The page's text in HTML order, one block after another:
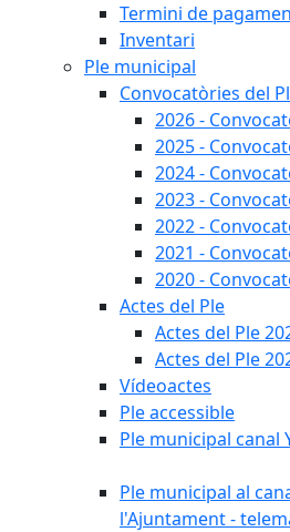
Termini de
Inventari
Ple municipal
Convocatòries del
2026 -
2025 -
2024 -
2023 -
2022 -
2021 -
2020 -
Actes del Ple
Actes del Ple
Actes del Ple
Vídeoactes
Ple accessible
Ple municipal canal
Ple municipal al
l'Ajuntament -